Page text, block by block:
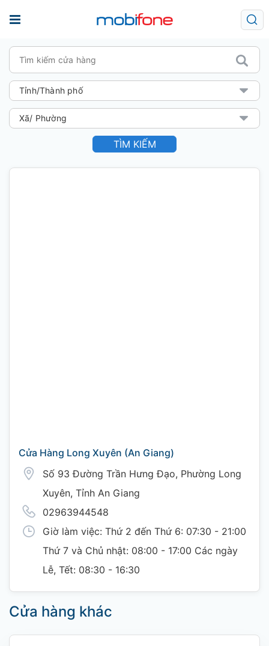
TÌM KIẾM
Cửa Hàng Long Xuyên (An Giang)
Số 93 Đường Trần Hưng Đạo, Phường Long
Xuyên, Tỉnh An Giang
02963944548
Giờ làm việc: Thứ 2 đến Thứ 6: 07:30 - 21:00
Thứ 7 và Chủ nhật: 08:00 - 17:00 Các ngày
Lễ, Tết: 08:30 - 16:30
Cửa hàng khác